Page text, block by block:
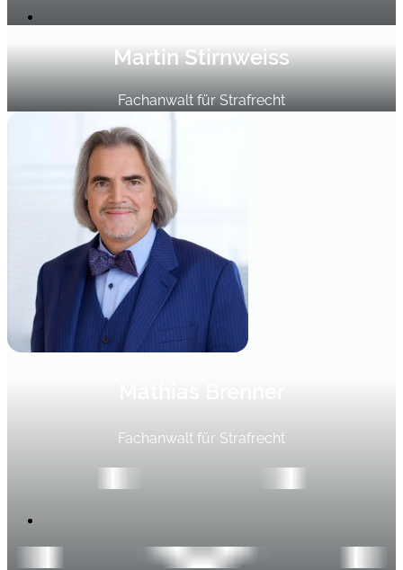
Martin Stirnweiss
Fachanwalt für Strafrecht
Fachanwalt für Strafrecht